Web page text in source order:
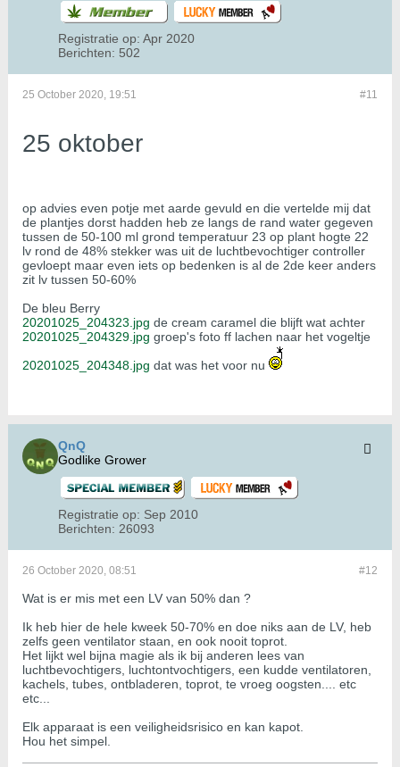
Registratie op: Apr 2020
Berichten: 502
#11
25 October 2020, 19:51
25 oktober
op advies even potje met aarde gevuld en die vertelde mij dat
de plantjes dorst hadden heb ze langs de rand water gegeven
tussen de 50-100 ml grond temperatuur 23 op plant hogte 22
lv rond de 48% stekker was uit de luchtbevochtiger controller
gevloept maar even iets op bedenken is al de 2de keer anders
zit lv tussen 50-60%
De bleu Berry
20201025_204323.jpg de cream caramel die blijft wat achter
20201025_204329.jpg groep's foto ff lachen naar het vogeltje
20201025_204348.jpg dat was het voor nu
QnQ
Godlike Grower
Registratie op: Sep 2010
Berichten: 26093
#12
26 October 2020, 08:51
Wat is er mis met een LV van 50% dan ?
Ik heb hier de hele kweek 50-70% en doe niks aan de LV, heb
zelfs geen ventilator staan, en ook nooit toprot.
Het lijkt wel bijna magie als ik bij anderen lees van
luchtbevochtigers, luchtontvochtigers, een kudde ventilatoren,
kachels, tubes, ontbladeren, toprot, te vroeg oogsten.... etc
etc...
Elk apparaat is een veiligheidsrisico en kan kapot.
Hou het simpel.